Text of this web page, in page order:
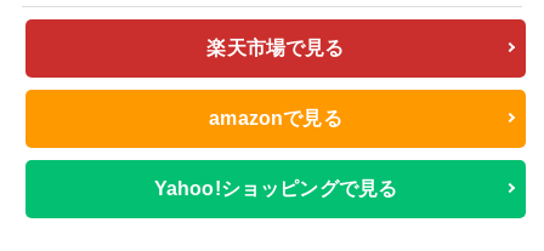
楽天市場で見る
amazonで見る
Yahoo!ショッピングで見る